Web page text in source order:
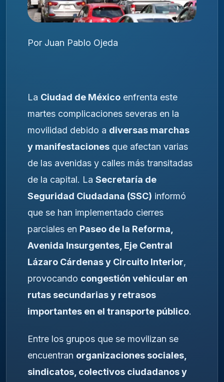
Por Juan Pablo Ojeda
La Ciudad de México enfrenta este
martes complicaciones severas en la
movilidad debido a diversas marchas
y manifestaciones que afectan varias
de las avenidas y calles más transitadas
de la capital. La Secretaría de
Seguridad Ciudadana (SSC) informó
que se han implementado cierres
parciales en Paseo de la Reforma,
Avenida Insurgentes, Eje Central
Lázaro Cárdenas y Circuito Interior,
provocando congestión vehicular en
rutas secundarias y retrasos
importantes en el transporte público.
Entre los grupos que se movilizan se
encuentran organizaciones sociales,
sindicatos, colectivos ciudadanos y